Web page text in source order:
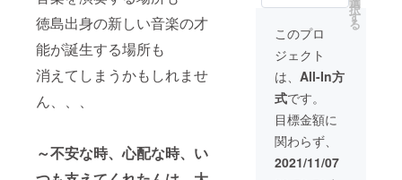
徳島出身の新しい音楽の才
能が誕生する場所も
消えてしまうかもしれませ
ん、、、
～不安な時、心配な時、い
ページ
照くだ
さい。
録時
間：120
分前
編＋感
謝の
セージ
動画付)
品質：
DVD-R
複製(コ
ピー)
し、さ
定特典
として
出演者
からの
メッ
セージ
動画を
追加し
けん
MUSIC
LIVE
2021
with
covid-
19 』 ～
不安な
時、心
配な
時、い
返礼品:
限定
DVD（
ライブ
映像本
編＋お
礼のビ
デオ
メッ
セージ
付）
〈限定
択
す
る
このプロ
ジェクト
は、 All-In方
式です。
目標金額に
関わらず、
2021/11/07